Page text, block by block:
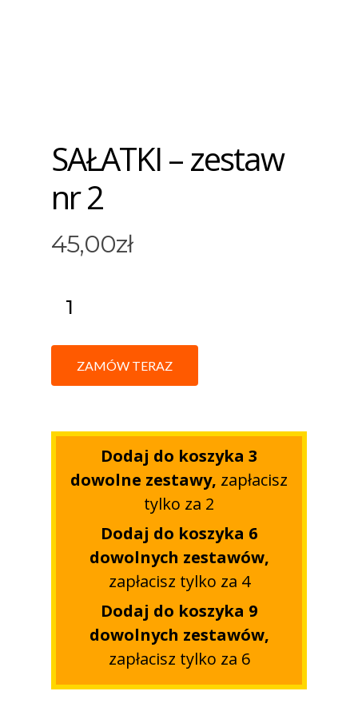
SAŁATKI – zestaw
nr 2
45,00zł
ZAMÓW TERAZ
Dodaj do koszyka 3
dowolne zestawy, zapłacisz
tylko za 2
Dodaj do koszyka 6
dowolnych zestawów,
zapłacisz tylko za 4
Dodaj do koszyka 9
dowolnych zestawów,
zapłacisz tylko za 6